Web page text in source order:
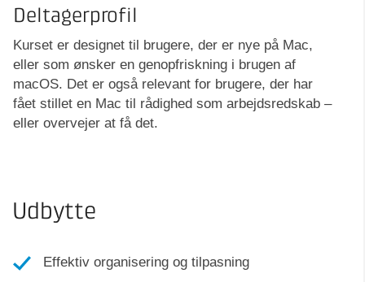
Deltagerprofil
Kurset er designet til brugere, der er nye på Mac,
eller som ønsker en genopfriskning i brugen af
macOS. Det er også relevant for brugere, der har
fået stillet en Mac til rådighed som arbejdsredskab –
eller overvejer at få det.
Udbytte
Effektiv organisering og tilpasning